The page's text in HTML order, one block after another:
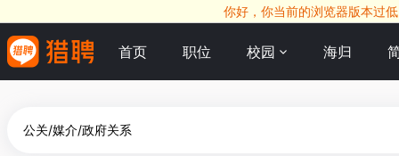
你好，你当前的浏览器版本过
首页 职位 校园 海归